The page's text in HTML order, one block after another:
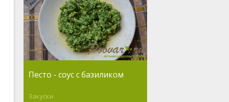
Песто - соус с базиликом
Закуски